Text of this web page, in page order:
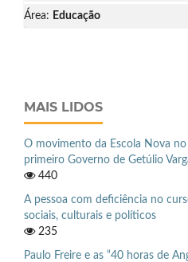
Área: Educação
MAIS LIDOS
O movimento da Escola Nova
primeiro Governo de Getúlio
440
A pessoa com deficiência no
sociais, culturais e políticos
235
Paulo Freire e as “40 horas de